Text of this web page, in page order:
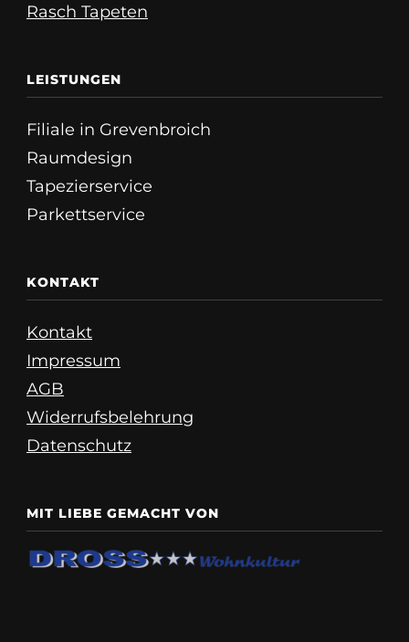
Rasch Tapeten
LEISTUNGEN
Filiale in Grevenbroich
Raumdesign
Tapezierservice
Parkettservice
KONTAKT
Kontakt
Impressum
AGB
Widerrufsbelehrung
Datenschutz
MIT LIEBE GEMACHT VON